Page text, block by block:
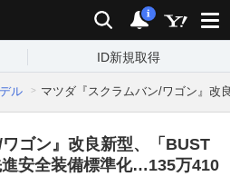
検索 通知
i
ID新規取得
ル マツダ『スクラムバン/ワゴン』改
ゴン』改良新型、「BUST
安全装備標準化…135万410